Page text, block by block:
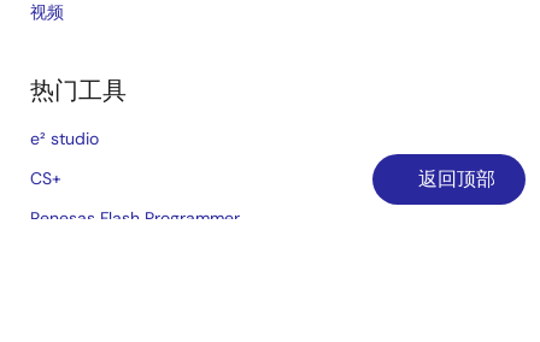
返回顶部
视频
热门工具
e² studio
CS+
Renesas Flash Programmer